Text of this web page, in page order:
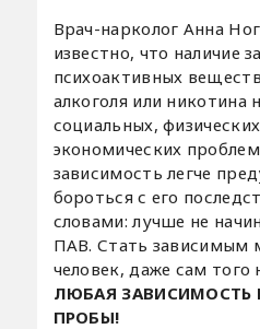
Врач-нарколог Анна
известно, что наличие
психоактивных
алкоголя или никотина
социальных,
экономических
зависимость легче
бороться с его
словами: лучше не
ПАВ. Стать зависимым
человек, даже сам того
ЛЮБАЯ ЗАВИСИМОСТЬ
ПРОБЫ!